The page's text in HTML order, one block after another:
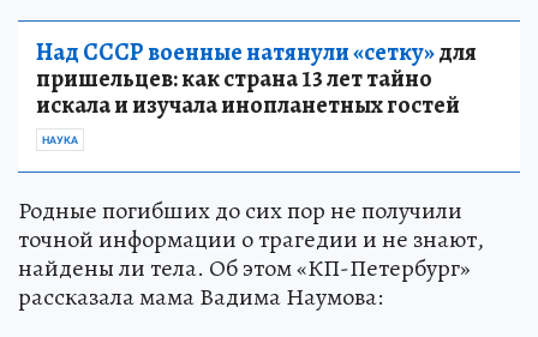
Над СССР военные натянули «сетку»для
пришельцев: как страна 13 лет тайно
искала и изучала инопланетных гостей
НАУКА
Родные погибших до сих пор не получили
точной информации о трагедии и не знают,
найдены ли тела. Об этом «КП-Петербург»
рассказала мама Вадима Наумова: